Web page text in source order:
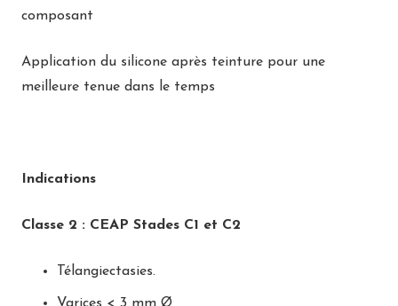
composant
Application du silicone après teinture pour une
meilleure tenue dans le temps
Indications
Classe 2 : CEAP Stades C1 et C2
Télangiectasies.